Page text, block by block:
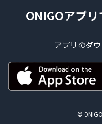
ONIGOアプ
アプリのダ
©